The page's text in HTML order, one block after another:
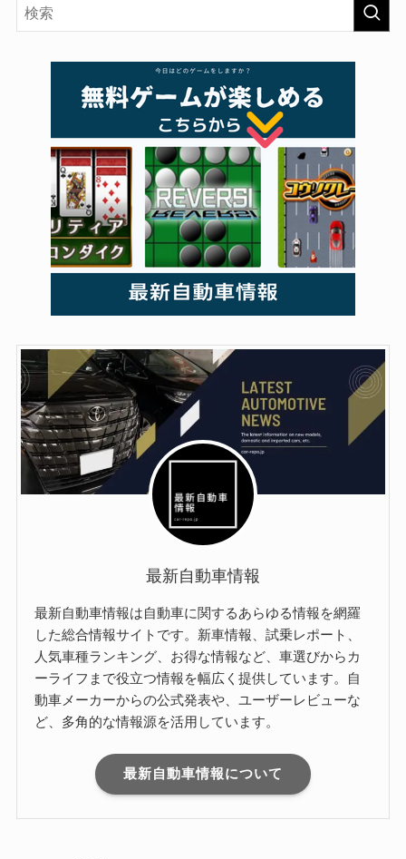
最新自動車情報
最新自動車情報は自動車に関するあらゆる情報を網羅
した総合情報サイトです。新車情報、試乗レポート、
人気車種ランキング、お得な情報など、車選びからカ
ーライフまで役立つ情報を幅広く提供しています。自
動車メーカーからの公式発表や、ユーザーレビューな
ど、多角的な情報源を活用しています。
最新自動車情報について